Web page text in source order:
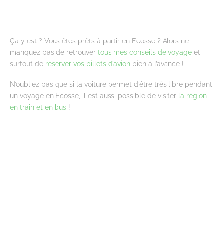
Ça y est ? Vous êtes prêts à partir en Ecosse ? Alors ne
manquez pas de retrouver tous mes conseils de voyage et
surtout de réserver vos billets d’avion bien à l’avance !
N’oubliez pas que si la voiture permet d’être très libre pendant
un voyage en Ecosse, il est aussi possible de visiter la région
en train et en bus !